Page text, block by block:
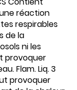
une réaction
respirables
de la
ni les
provoquer
Flam. Liq. 3
provoquer